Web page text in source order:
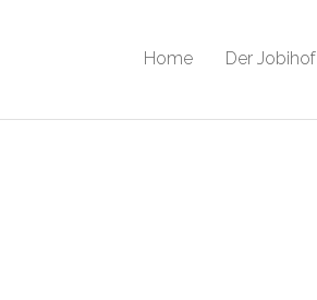
Home Der Jobihof